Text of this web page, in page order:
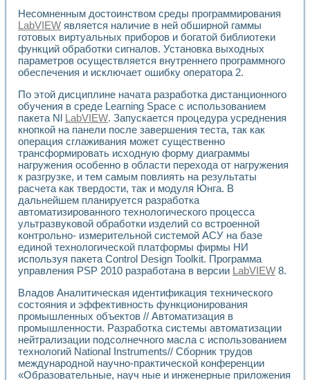
Разработка модификаций алгоритма полигармонической
Учебный стенд для исследования принципа действия
Виртуальная система поддержки принимаемых решений в
Преемственность дисциплин «Моделирование систем» и
Универсальный стенд для исследования электрических
Виртуальный измеритель частотных характеристик на
Лабораторный практикум по основам теории Коммутации
Разработка виртуальной лабораторной работы
Виртуальные практикумы по электротехнике в среде
Из опыта внедрения в рамках национального проекта
Исследование эффективности решателей
Опыт разработки LabVIEW лабораторных практикумов
Проблемы повышения качества образования и
Развитие LabVIEW лабораторного практикума по
Разработка виртуальной лаборатории по электротехнике
Усовершенствованные алгоритмы частотного анализа
Об опыте работы учебного центра «Технологии
Технологии NI в магистерской программе «Прикладная
Система диагностики двигателей постоянного тока
Лабораторный практикум по курсу ИИС на базе
Партнеры
Академические и отраслевые институты
Учебные заведения
Бизнес
Контакты
Несомненным достоинством среды программирования
LabVIEW является наличие в ней обширной гаммы
готовых виртуальных приборов и богатой библиотеки
функций обработки сигналов. Установка выходных
параметров осуществляется внутреннего программного
обеспечения и исключает ошибку оператора 2.
По этой дисциплине начата разработка дистанционного
обучения в среде Learning Space с использованием
пакета Nl LabVIEW. Запускается процедура усреднения
кнопкой на панели после завершения теста, так как
операция сглаживания может существенно
трансформировать исходную форму диаграммы
нагружения особенно в области перехода от нагружения
к разгрузке, и тем самым повлиять на результаты
расчета как твердости, так и модуля Юнга. В
дальнейшем планируется разработка
автоматизированного технологического процесса
ультразвуковой обработки изделий со встроенной
контрольно- измерительной системой АСУ на базе
единой технологической платформы фирмы НИ
используя пакета Control Design Toolkit. Программа
управления PSP 2010 разработана в версии LabVIEW 8.
Владов Аналитическая идентификация технического
состояния и эффективность функционирования
промышленных объектов // Автоматизация в
промышленности. Разработка системы автоматизации
нейтрализации подсолнечного масла с использованием
технологий National Instruments// Сборник трудов
международной научно-практической конференции
«Образовательные, науч ные и инженерные приложения